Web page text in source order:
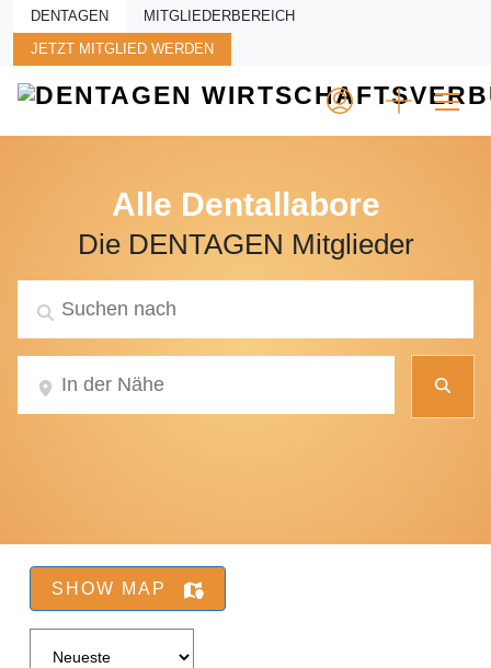
Skip to main content
DENTAGEN MITGLIEDERBEREICH
JETZT MITGLIED WERDEN
Alle Dentallabore
Die DENTAGEN Mitglieder
SHOW MAP